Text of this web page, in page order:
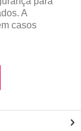
A
casos